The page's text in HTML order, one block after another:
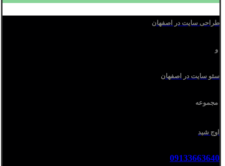
طراحی سایت در اصفهان
و
سئو سایت در اصفهان
مجموعه
اوج شید
09133663640